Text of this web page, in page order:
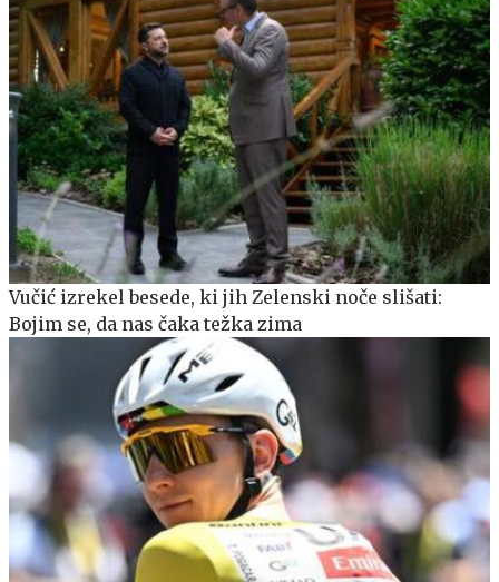
Vučić izrekel besede, ki jih Zelenski noče slišati:
Bojim se, da nas čaka težka zima